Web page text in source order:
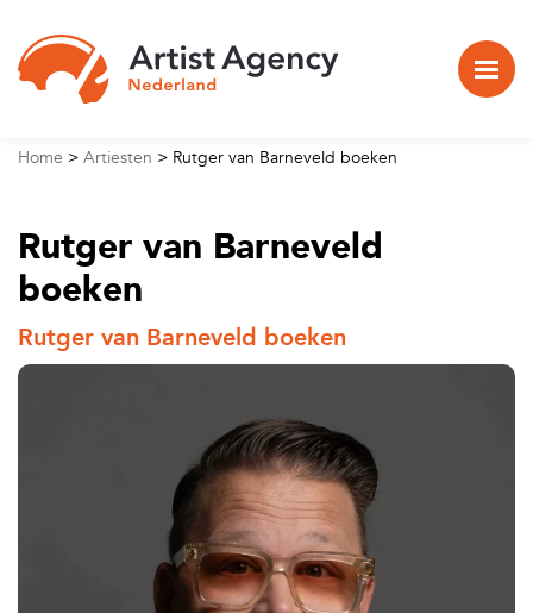
Home > Artiesten > Rutger van Barneveld boeken
Rutger van Barneveld
boeken
Rutger van Barneveld boeken